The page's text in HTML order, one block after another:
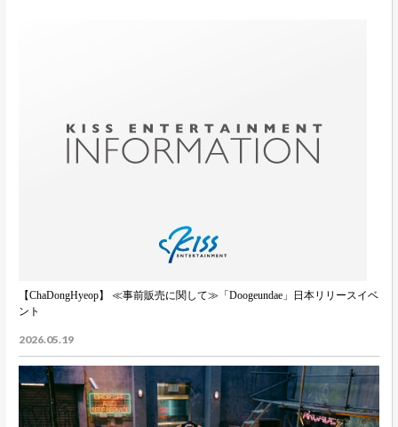
【ChaDongHyeop】 ≪事前販売に関して≫「Doogeundae」日本リリースイベ
ント
2026.05.19